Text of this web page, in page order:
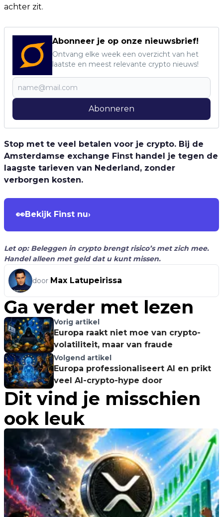
achter zit.
Abonneer je op onze nieuwsbrief!
Ontvang elke week een overzicht van het
laatste en meest relevante crypto nieuws!
Abonneren
Stop met te veel betalen voor je crypto. Bij de
Amsterdamse exchange Finst handel je tegen de
laagste tarieven van Nederland, zonder
verborgen kosten.
👀Bekijk Finst nu›
Let op: Beleggen in crypto brengt risico’s met zich mee.
Handel alleen met geld dat u kunt missen.
door Max Latupeirissa
Ga verder met lezen
Vorig artikel
Europa raakt niet moe van crypto-
volatiliteit, maar van fraude
Volgend artikel
Europa professionaliseert AI en prikt
veel AI-crypto-hype door
Dit vind je misschien
ook leuk